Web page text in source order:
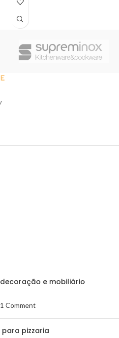
e mobiliário
1 Comment
pizzaria